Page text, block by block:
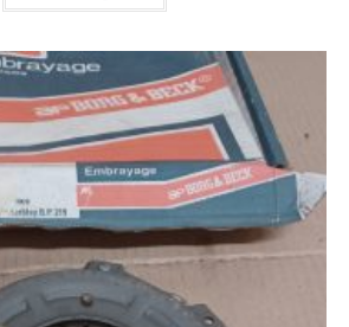
10,00 €.